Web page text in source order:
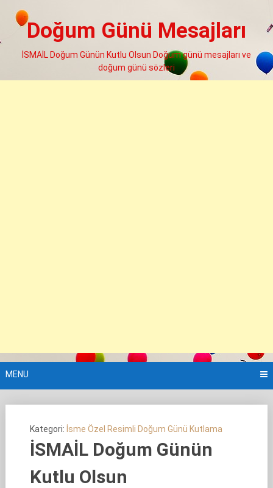
Doğum Günü Mesajları
İSMAİL Doğum Günün Kutlu Olsun Doğum günü mesajları ve
doğum günü sözleri
MENU
Kategori: İsme Özel Resimli Doğum Günü Kutlama
İSMAİL Doğum Günün
Kutlu Olsun